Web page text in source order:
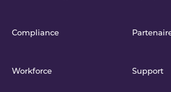
Compliance
Workforce Support